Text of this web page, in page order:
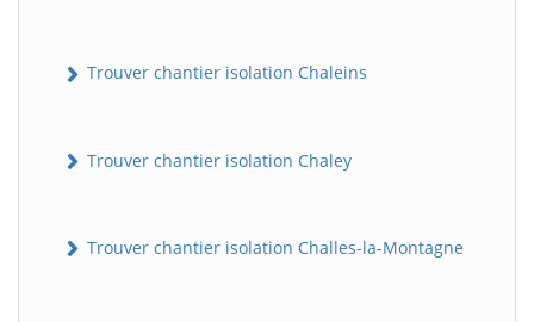
Trouver chantier isolation Chaleins
Trouver chantier isolation Chaley
Trouver chantier isolation Challes-la-Montagne